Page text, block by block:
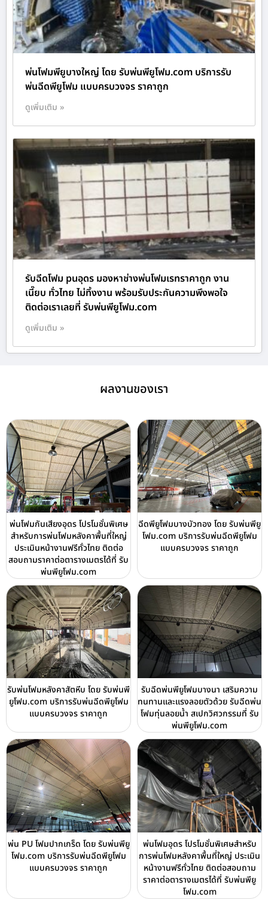
พ่นโฟมพียูบางใหญ่ โดย รับพ่นพียูโฟม.com บริการรับ
พ่นฉีดพียูโฟม แบบครบวงจร ราคาถูก
ดูเพิ่มเติม »
รับฉีดโฟม puอุดร มองหาช่างพ่นโฟมเรทราคาถูก งาน
เนี๊ยบ ทั่วไทย ไม่ทิ้งงาน พร้อมรับประกันความพึงพอใจ
ติดต่อเราเลยที่ รับพ่นพียูโฟม.com
ดูเพิ่มเติม »
ผลงานของเรา
พ่นโฟมกันเสียงอุดร โปรโมชั่นพิเศษ
สำหรับการพ่นโฟมหลังคาพื้นที่ใหญ่
ประเมินหน้างานฟรีทั่วไทย ติดต่อ
สอบถามราคาต่อตารางเมตรได้ที่ รับ
พ่นพียูโฟม.com
ฉีดพียูโฟมบางบัวทอง โดย รับพ่นพียู
โฟม.com บริการรับพ่นฉีดพียูโฟม
แบบครบวงจร ราคาถูก
รับพ่นโฟมหลังคาสัตหีบ โดย รับพ่นพี
ยูโฟม.com บริการรับพ่นฉีดพียูโฟม
แบบครบวงจร ราคาถูก
รับฉีดพ่นพียูโฟมบางนา เสริมความ
ทนทานและแรงลอยตัวด้วย รับฉีดพ่น
โฟมทุ่นลอยน้ำ สเปกวิศวกรรมที่ รับ
พ่นพียูโฟม.com
พ่น PU โฟมปากเกร็ด โดย รับพ่นพียู
โฟม.com บริการรับพ่นฉีดพียูโฟม
แบบครบวงจร ราคาถูก
พ่นโฟมอุดร โปรโมชั่นพิเศษสำหรับ
การพ่นโฟมหลังคาพื้นที่ใหญ่ ประเมิน
หน้างานฟรีทั่วไทย ติดต่อสอบถาม
ราคาต่อตารางเมตรได้ที่ รับพ่นพียู
โฟม.com